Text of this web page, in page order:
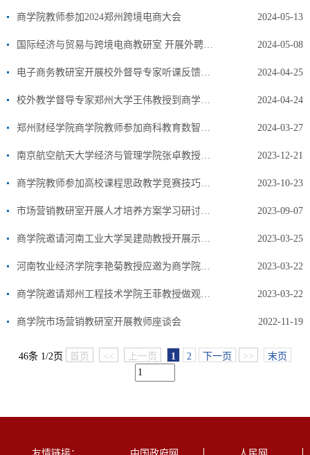
商学院教师参加2024郑州跨境电商大会 2024-05-13
国际经济与贸易与跨境电商教研室 开展外聘专家听课反馈与经验交流会 2024-05-08
电子商务教研室开展校外督导专家听课反馈与经验交流活动 2024-04-25
校外教学督导专家郑州大学王伟教授到商学院市场营销教研室进行交流指导 2024-04-24
郑州财经学院商学院教师参加商科教育数智化转型升级师资培训 2024-03-27
南京航空航天大学经济与管理学院张卓教授受邀来郑州财经学院作报告 2023-12-21
商学院教师参加高校课程思政教学竞赛技巧及分类推进教学评价示范申报实操专题培训 2023-10-23
市场营销教研室开展人才培养方案学习研讨活动 2023-09-07
商学院邀请河南工业大学吴建勋教授开展示范课活动 2023-03-25
河南牧业经济学院李艳菊教授应邀为商学院示范讲学 2023-03-22
商学院邀请郑州工程技术学院王菲教授做观摩教学 2023-03-22
商学院市场营销教研室开展教师座谈会 2022-11-19
46条 1/2页 首页 << 上一页 1 2 下一页 >> 末页